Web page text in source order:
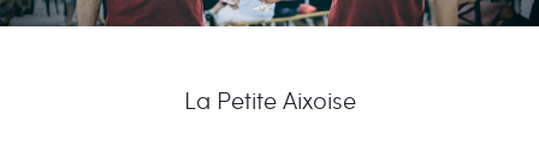
La Petite Aixoise